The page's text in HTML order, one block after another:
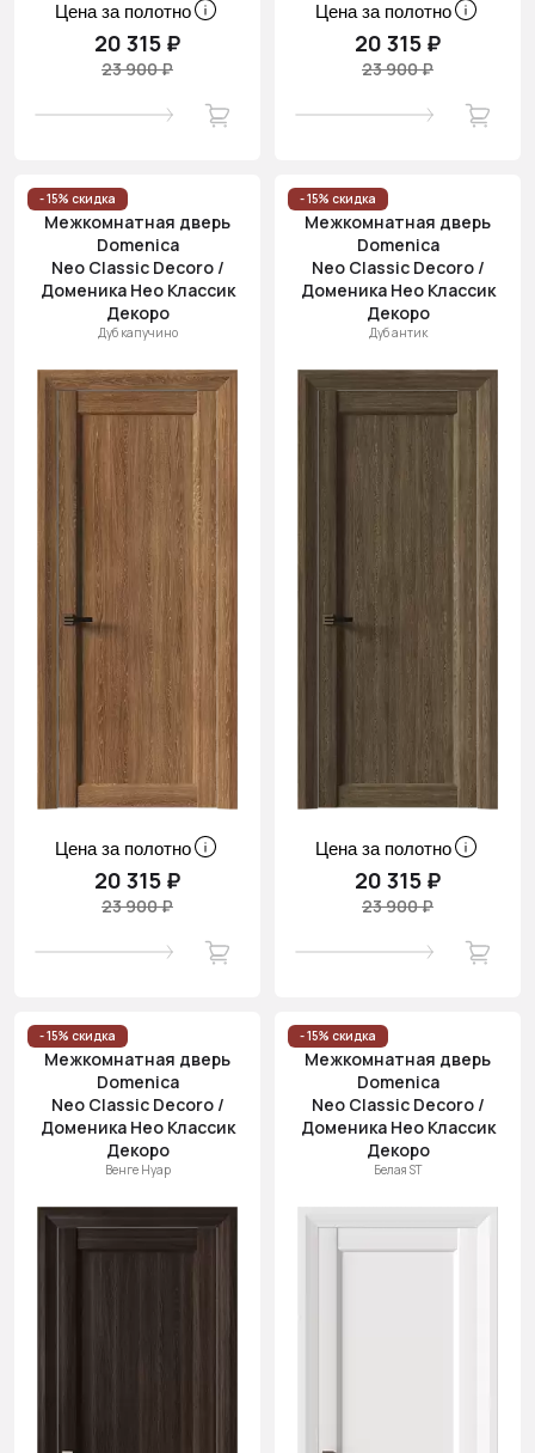
Цена за полотно
20 315 ₽
23 900 ₽
Цена за полотно
20 315 ₽
23 900 ₽
- 15% скидка
Межкомнатная дверь
Domenica
Neo Classic Decoro /
Доменика Нео Классик
Декоро
Дуб капучино
Цена за полотно
20 315 ₽
23 900 ₽
- 15% скидка
Межкомнатная дверь
Domenica
Neo Classic Decoro /
Доменика Нео Классик
Декоро
Дуб антик
Цена за полотно
20 315 ₽
23 900 ₽
- 15% скидка
Межкомнатная дверь
Domenica
Neo Classic Decoro /
Доменика Нео Классик
Декоро
Венге Нуар
- 15% скидка
Межкомнатная дверь
Domenica
Neo Classic Decoro /
Доменика Нео Классик
Декоро
Белая ST